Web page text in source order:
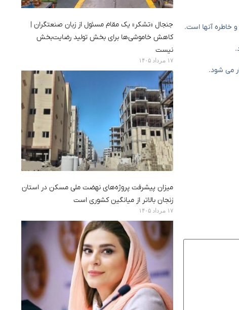
جنجال «تشکر» یک مقام مسئول از زبان صنعتگران |
کاهش خاموشی‌ها برای بخش تولید رضایت‌بخش
نیست
۱۷ مرداد ۱۴۰۵
میزان پیشرفت پروژه‌های نهضت ملی مسکن در استان
زنجان بالاتر از میانگین کشوری است
۱۷ مرداد ۱۴۰۵